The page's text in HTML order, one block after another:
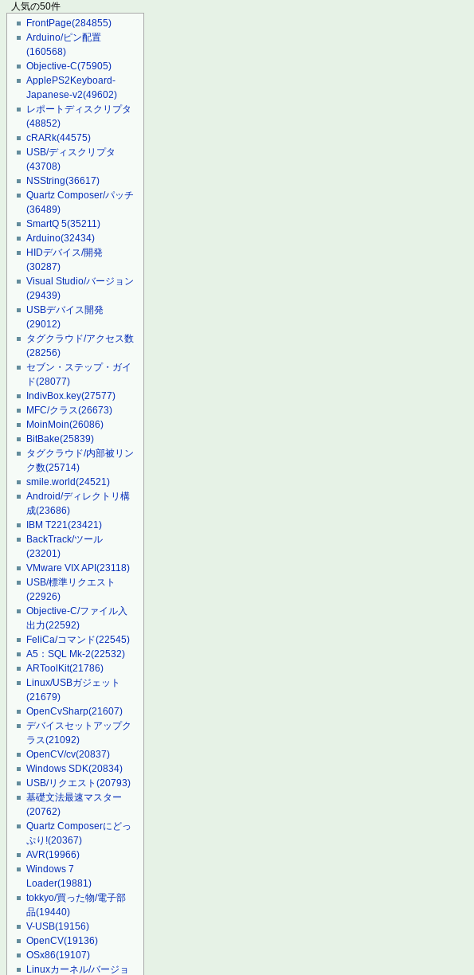
人気の50件
FrontPage(284855)
Arduino/ピン配置
(160568)
Objective-C(75905)
ApplePS2Keyboard-
Japanese-v2(49602)
レポートディスクリプタ
(48852)
cRARk(44575)
USB/ディスクリプタ
(43708)
NSString(36617)
Quartz Composer/パッチ
(36489)
SmartQ 5(35211)
Arduino(32434)
HIDデバイス/開発
(30287)
Visual Studio/バージョン
(29439)
USBデバイス開発
(29012)
タグクラウド/アクセス数
(28256)
セブン・ステップ・ガイ
ド(28077)
IndivBox.key(27577)
MFC/クラス(26673)
MoinMoin(26086)
BitBake(25839)
タグクラウド/内部被リン
ク数(25714)
smile.world(24521)
Android/ディレクトリ構
成(23686)
IBM T221(23421)
BackTrack/ツール
(23201)
VMware VIX API(23118)
USB/標準リクエスト
(22926)
Objective-C/ファイル入
出力(22592)
FeliCa/コマンド(22545)
A5：SQL Mk-2(22532)
ARToolKit(21786)
Linux/USBガジェット
(21679)
OpenCvSharp(21607)
デバイスセットアップク
ラス(21092)
OpenCV/cv(20837)
Windows SDK(20834)
USB/リクエスト(20793)
基礎文法最速マスター
(20762)
Quartz Composerにどっ
ぷり!(20367)
AVR(19966)
Windows 7
Loader(19881)
tokkyo/買った物/電子部
品(19440)
V-USB(19156)
OpenCV(19136)
OSx86(19107)
Linuxカーネル/バージョ